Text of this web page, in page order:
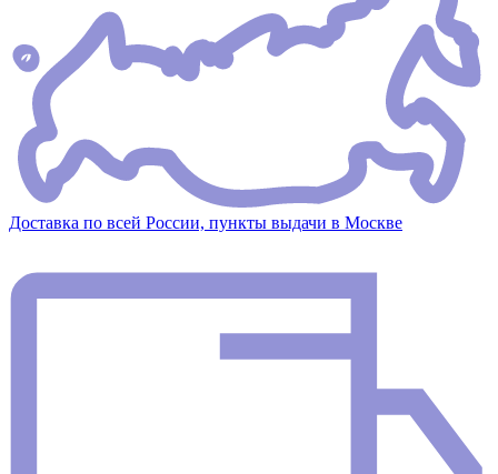
Доставка по всей России, пункты выдачи в Москве